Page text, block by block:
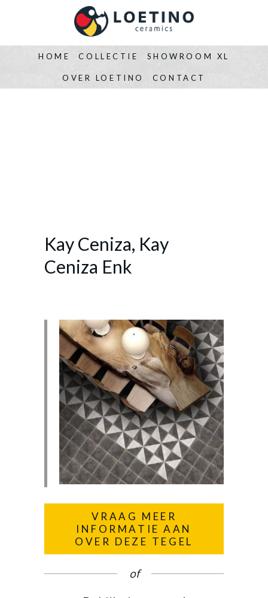
HOME COLLECTIE SHOWROOM XL
OVER LOETINO CONTACT
Kay Ceniza, Kay
Ceniza Enk
VRAAG MEER
INFORMATIE AAN
OVER DEZE TEGEL
of